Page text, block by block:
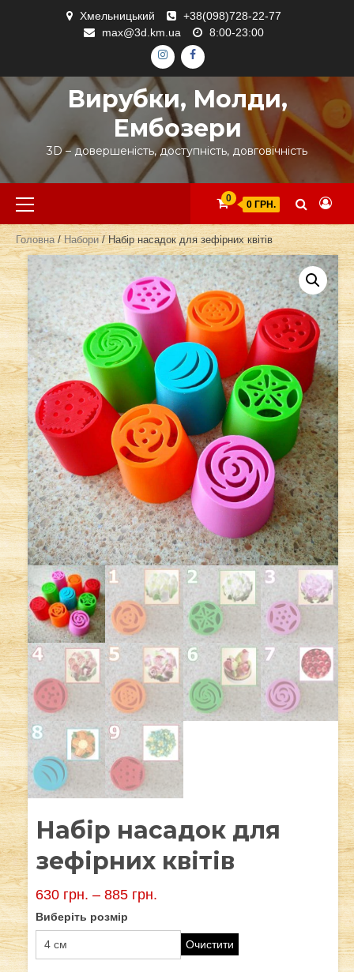
Хмельницький
+38(098)728-22-77
max@3d.km.ua
8:00-23:00
ІНСТАГРАМ
ФЕЙСБУК
Вирубки, Молди,
Ембозери
3D – довершеність, доступність, довговічність
Primary
Menu
0
0 ГРН.
Головна/Набори/ Набір насадок для зефірних квітів
Набір насадок для
зефірних квітів
630 грн. – 885 грн.
Виберіть розмір
Очистити